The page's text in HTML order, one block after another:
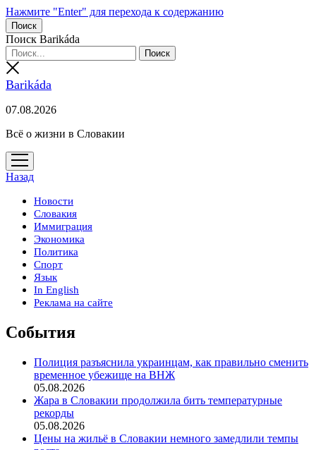
Нажмите "Enter" для перехода к содержанию
Поиск
Поиск Barikáda
Barikáda
07.08.2026
Всё о жизни в Словакии
открыть
меню
Назад
Новости
Словакия
Иммиграция
Экономика
Политика
Спорт
Язык
In English
Реклама на сайте
События
Полиция разъяснила украинцам, как правильно сменить
временное убежище на ВНЖ
05.08.2026
Жара в Словакии продолжила бить температурные
рекорды
05.08.2026
Цены на жильё в Словакии немного замедлили темпы